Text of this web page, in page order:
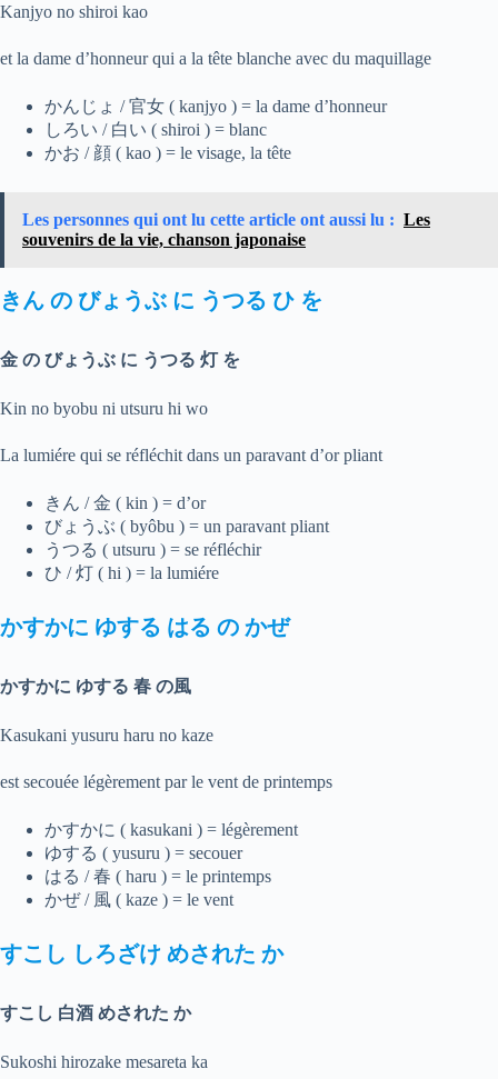
Kanjyo no shiroi kao
et la dame d’honneur qui a la tête blanche avec du maquillage
かんじょ / 官女 ( kanjyo ) = la dame d’honneur
しろい / 白い ( shiroi ) = blanc
かお / 顔 ( kao ) = le visage, la tête
Les personnes qui ont lu cette article ont aussi lu : Les
souvenirs de la vie, chanson japonaise
きん の びょうぶ に うつる ひ を
金 の びょうぶ に うつる 灯 を
Kin no byobu ni utsuru hi wo
La lumiére qui se réfléchit dans un paravant d’or pliant
きん / 金 ( kin ) = d’or
びょうぶ ( byôbu ) = un paravant pliant
うつる ( utsuru ) = se réfléchir
ひ / 灯 ( hi ) = la lumiére
かすかに ゆする はる の かぜ
かすかに ゆする 春 の風
Kasukani yusuru haru no kaze
est secouée légèrement par le vent de printemps
かすかに ( kasukani ) = légèrement
ゆする ( yusuru ) = secouer
はる / 春 ( haru ) = le printemps
かぜ / 風 ( kaze ) = le vent
すこし しろざけ めされた か
すこし 白酒 めされた か
Sukoshi hirozake mesareta ka